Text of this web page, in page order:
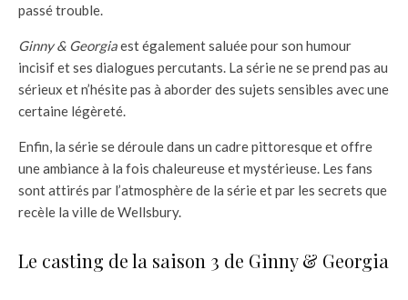
passé trouble.
Ginny & Georgiaest également saluée pour son humour
incisif et ses dialogues percutants. La série ne se prend pas au
sérieux et n’hésite pas à aborder des sujets sensibles avec une
certaine légèreté.
Enfin, la série se déroule dans un cadre pittoresque et offre
une ambiance à la fois chaleureuse et mystérieuse. Les fans
sont attirés par l’atmosphère de la série et par les secrets que
recèle la ville de Wellsbury.
Le casting de la saison 3 de Ginny & Georgia